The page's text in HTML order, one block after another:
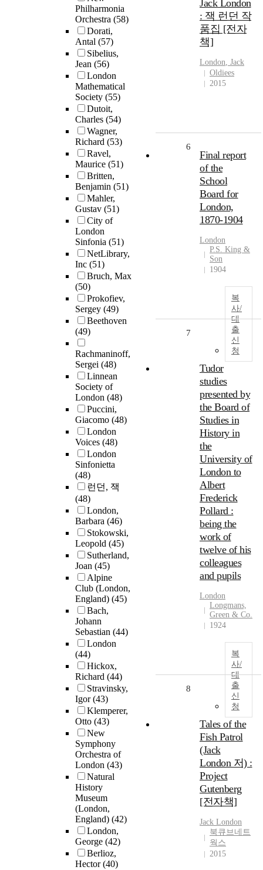
Philharmonia
Orchestra (58)
Dorati,
Antal (57)
Sibelius,
Jean (56)
London
Mathematical
Society (55)
Dutoit,
Charles (54)
Wagner,
Richard (53)
Ravel,
Maurice (51)
Britten,
Benjamin (51)
Mahler,
Gustav (51)
City of
London
Sinfonia (51)
NetLibrary,
Inc (51)
Bruch, Max
(50)
Prokofiev,
Sergey (49)
Beethoven
(49)
Rachmaninoff,
Sergei (48)
Linnean
Society of
London (48)
Puccini,
Giacomo (48)
London
Voices (48)
London
Sinfonietta
(48)
런던, 잭
(48)
London,
Barbara (46)
Stokowski,
Leopold (45)
Sutherland,
Joan (45)
Alpine
Club (London,
England) (45)
Bach,
Johann
Sebastian (44)
London
(44)
Hickox,
Richard (44)
Stravinsky,
Igor(43)
Klemperer,
Otto (43)
New
Symphony
Orchestra of
London (43)
Natural
History
Museum
(London,
England) (42)
London,
George (42)
Berlioz,
Hector(40)
Jack London
: 잭 런던 작
품집 [전자
책]
London, Jack
Oldiees
2015
6
Final report
of the
School
Board for
London,
1870-1904
London
P.S. King &
Son
1904
복
사/
대
출
신
청
7
Tudor
studies
presented by
the Board of
Studies in
History in
the
University of
London to
Albert
Frederick
Pollard :
being the
work of
twelve of his
colleagues
and pupils
London
Longmans,
Green & Co.
1924
복
사/
대
출
신
청
8
Tales of the
Fish Patrol
(Jack
London 저) :
Project
Gutenberg
[전자책]
Jack London
북큐브네트
웍스
2015